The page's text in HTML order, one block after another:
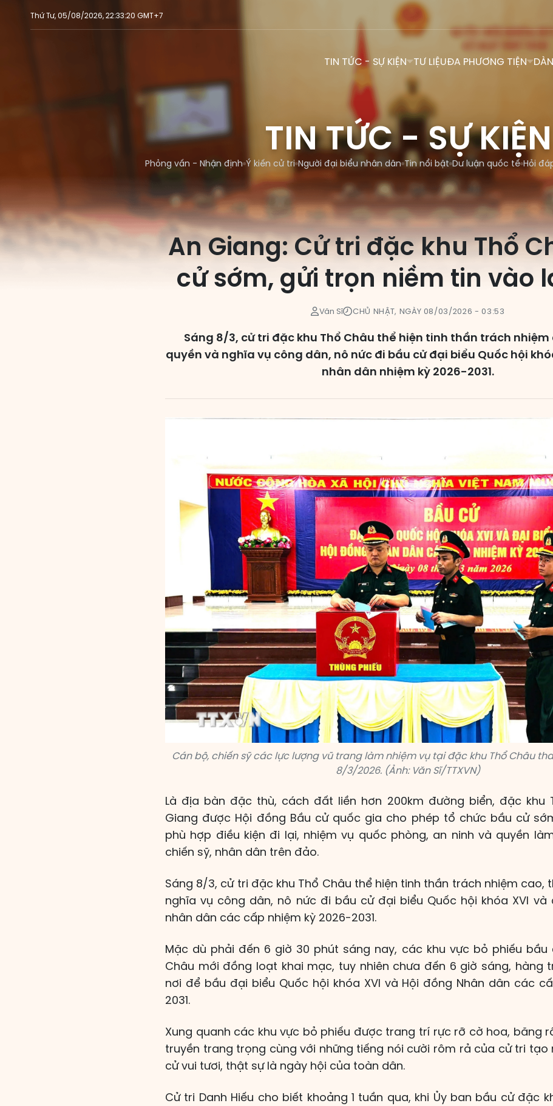
Thứ Tư, 05/08/2026, 22:33:20 GMT+7
TIN TỨC - SỰ KIỆN TƯ LIỆUĐA PHƯƠNG TIỆN
TIN TỨC - SỰ KIỆN
Phỏng vấn - Nhận định Ý kiến cử tri Người đại biểu nhân dân Tin nổi bật Dư luận quốc tế Hỏi
An Giang: Cử tri đặc khu Thổ
cử sớm, gửi trọn niềm tin vào
Văn Sĩ CHỦ NHẬT, NGÀY 08/03/2026 - 03:53
Sáng 8/3, cử tri đặc khu Thổ Châu thể hiện tinh thần trách
quyền và nghĩa vụ công dân, nô nức đi bầu cử đại biểu Quốc hội
nhân dân nhiệm kỳ 2026-2031.
Cán bộ, chiến sỹ các lực lượng vũ trang làm nhiệm vụ tại đặc khu Thổ Châu
8/3/2026. (Ảnh: Văn Sĩ/TTXVN)
Là địa bàn đặc thù, cách đất liền hơn 200km đường biển, đặc khu
Giang được Hội đồng Bầu cử quốc gia cho phép tổ chức bầu cử
phù hợp điều kiện đi lại, nhiệm vụ quốc phòng, an ninh và quyền
chiến sỹ, nhân dân trên đảo.
Sáng 8/3, cử tri đặc khu Thổ Châu thể hiện tinh thần trách nhiệm cao,
nghĩa vụ công dân, nô nức đi bầu cử đại biểu Quốc hội khóa XVI và
nhân dân các cấp nhiệm kỳ 2026-2031.
Mặc dù phải đến 6 giờ 30 phút sáng nay, các khu vực bỏ phiếu bầu
Châu mới đồng loạt khai mạc, tuy nhiên chưa đến 6 giờ sáng, hàng
nơi để bầu đại biểu Quốc hội khóa XVI và Hội đồng Nhân dân các
2031.
Xung quanh các khu vực bỏ phiếu được trang trí rực rỡ cờ hoa, băng
truyền trang trọng cùng với những tiếng nói cười rôm rả của cử tri tạo
cử vui tươi, thật sự là ngày hội của toàn dân.
Cử tri Danh Hiếu cho biết khoảng 1 tuần qua, khi Ủy ban bầu cử đặc